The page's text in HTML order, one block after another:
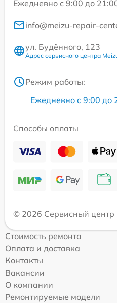
Ежедневно с 9:00 до
info@meizu-repair-
ул. Будённого, 123
Адрес сервисного центра
Режим работы:
Ежедневно с 9:00 до
Способы оплаты
© 2026 Сервисный центр
Стоимость ремонта
Оплата и доставка
Контакты
Вакансии
О компании
Ремонтируемые модели